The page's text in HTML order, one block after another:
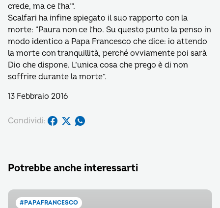
crede, ma ce l’ha’”.
Scalfari ha infine spiegato il suo rapporto con la
morte: “Paura non ce l’ho. Su questo punto la penso in
modo identico a Papa Francesco che dice: io attendo
la morte con tranquillità, perché ovviamente poi sarà
Dio che dispone. L’unica cosa che prego è di non
soffrire durante la morte”.
13 Febbraio 2016
Condividi:
Potrebbe anche interessarti
#PAPAFRANCESCO